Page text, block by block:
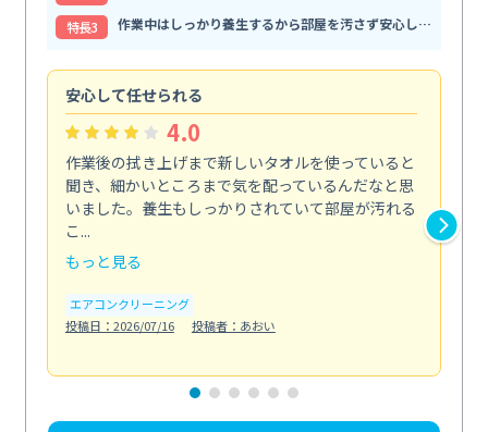
特⻑3
作業中はしっかり養生するから部屋を汚さず安心して任せられる
安心して任せられる
4.0
作業後の拭き上げまで新しいタオルを使っていると
聞き、細かいところまで気を配っているんだなと思
いました。養生もしっかりされていて部屋が汚れる
こ...
もっと見る
エアコンクリーニング
投稿日：2026/07/16
投稿者：あおい